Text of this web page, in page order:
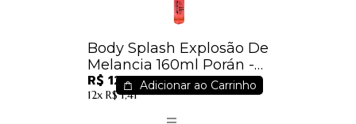
Body Splash Explosão De
Melancia 160ml Porán -
PR203
R$ 12,51
12x R$ 1,41
Adicionar ao Carrinho